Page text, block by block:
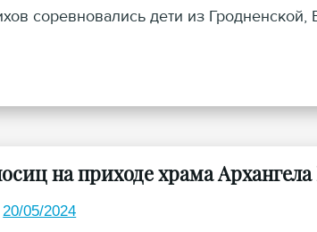
соревновались дети из
на приходе храма
20/05/2024